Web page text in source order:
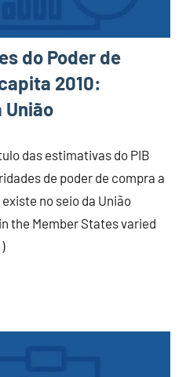
do Poder de
2010:
União
das estimativas do PIB
de poder de compra a
no seio da União
the Member States varied